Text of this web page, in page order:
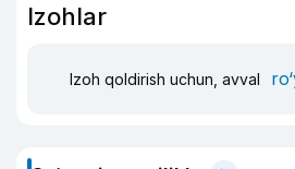
Izohlar
Izoh qoldirish uchun, avval